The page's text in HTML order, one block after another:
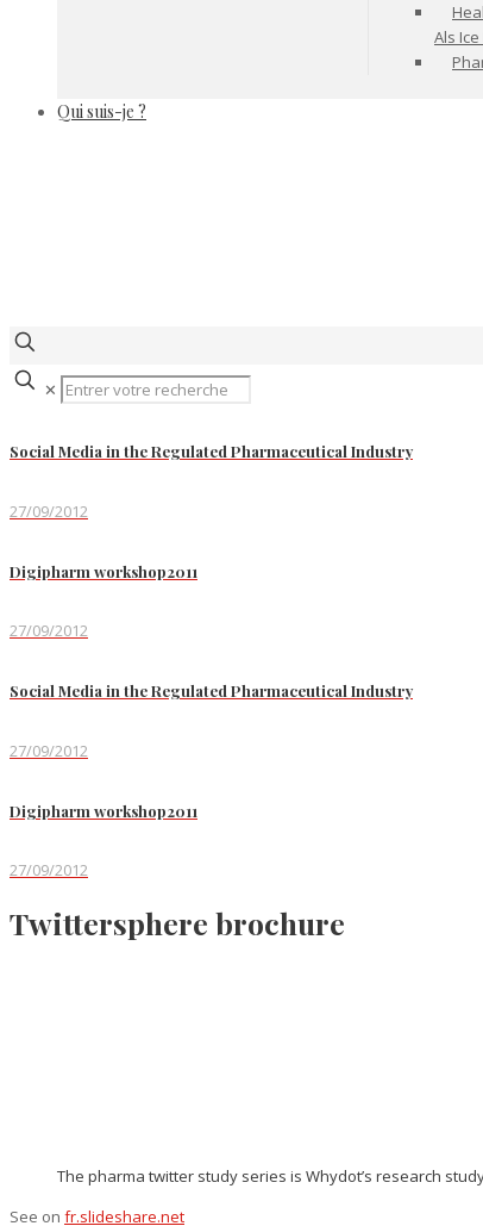
Als
Qui suis-je ?
✕
Social Media in the Regulated Pharmaceutical Industry
27/09/2012
Digipharm workshop2011
27/09/2012
Social Media in the Regulated Pharmaceutical Industry
27/09/2012
Digipharm workshop2011
27/09/2012
Twittersphere brochure
The pharma twitter study series is Whydot’s research
See on fr.slideshare.net